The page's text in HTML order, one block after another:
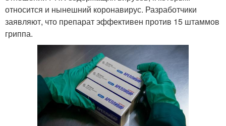
относится и нынешний коронавирус. Разработчики
заявляют, что препарат эффективен против 15 штаммов
гриппа.